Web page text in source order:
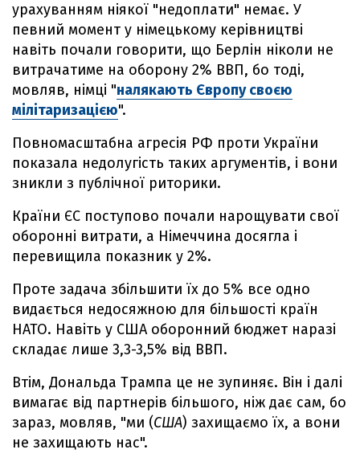
урахуванням ніякої "недоплати" немає. У
певний момент у німецькому керівництві
навіть почали говорити, що Берлін ніколи не
витрачатиме на оборону 2% ВВП, бо тоді,
мовляв, німці "налякають Європу своєю
мілітаризацією".
Повномасштабна агресія РФ проти України
показала недолугість таких аргументів, і вони
зникли з публічної риторики.
Країни ЄС поступово почали нарощувати свої
оборонні витрати, а Німеччина досягла і
перевищила показник у 2%.
Проте задача збільшити їх до 5% все одно
видається недосяжною для більшості країн
НАТО. Навіть у США оборонний бюджет наразі
складає лише 3,3-3,5% від ВВП.
Втім, Дональда Трампа це не зупиняє. Він і далі
вимагає від партнерів більшого, ніж дає сам, бо
зараз, мовляв, "ми (США) захищаємо їх, а вони
не захищають нас".